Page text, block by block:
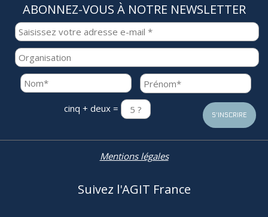
ABONNEZ-VOUS À NOTRE NEWSLETTER
cinq + deux =
Mentions légales
Suivez l'AGIT France